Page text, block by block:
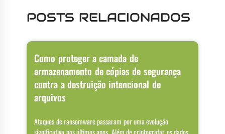
POSTS RELACIONADOS
Como proteger a camada de
armazenamento de cópias de segurança
contra a destruição intencional de
arquivos
Ataques de ransomware passaram por uma evolução
significativa nos últimos anos. Além de criptografar os dados